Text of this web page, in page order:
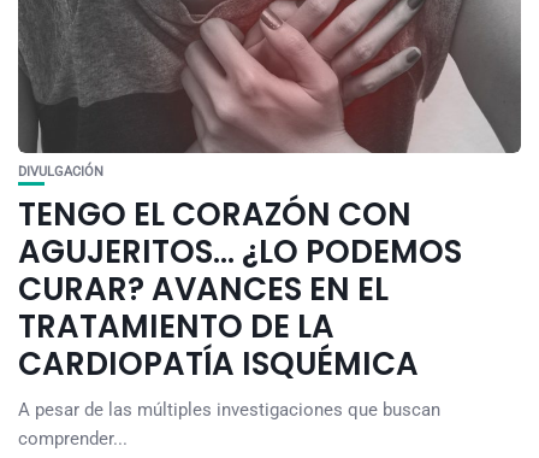
DIVULGACIÓN
TENGO EL CORAZÓN CON
AGUJERITOS… ¿LO PODEMOS
CURAR? AVANCES EN EL
TRATAMIENTO DE LA
CARDIOPATÍA ISQUÉMICA
A pesar de las múltiples investigaciones que buscan
comprender...